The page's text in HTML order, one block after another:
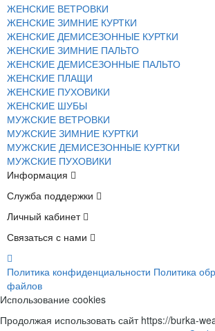
ЖЕНСКИЕ ВЕТРОВКИ
ЖЕНСКИЕ ЗИМНИЕ КУРТКИ
ЖЕНСКИЕ ДЕМИСЕЗОННЫЕ КУРТКИ
ЖЕНСКИЕ ЗИМНИЕ ПАЛЬТО
ЖЕНСКИЕ ДЕМИСЕЗОННЫЕ ПАЛЬТО
ЖЕНСКИЕ ПЛАЩИ
ЖЕНСКИЕ ПУХОВИКИ
ЖЕНСКИЕ ШУБЫ
МУЖСКИЕ ВЕТРОВКИ
МУЖСКИЕ ЗИМНИЕ КУРТКИ
МУЖСКИЕ ДЕМИСЕЗОННЫЕ КУРТКИ
МУЖСКИЕ ПУХОВИКИ
Информация
Служба поддержки
Личный кабинет
Связаться с нами
Политика конфиденциальности Политика
файлов
Использование cookies
Продолжая использовать сайт https://burka-